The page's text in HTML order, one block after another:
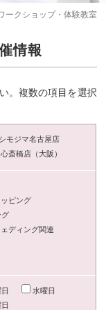
ークショップ・体験教室
情報
。複数の項目を選択
シモジマ名古屋店
斎橋店（大阪）
ッピング
グ
ェディング関連
水曜日